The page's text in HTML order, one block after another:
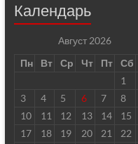
Календарь
Август 2026
Пн
Вт Ср Чт Пт Сб
1
3
4 5 6 7 8
10
11 12 13 14 15
17
18 19 20 21 22